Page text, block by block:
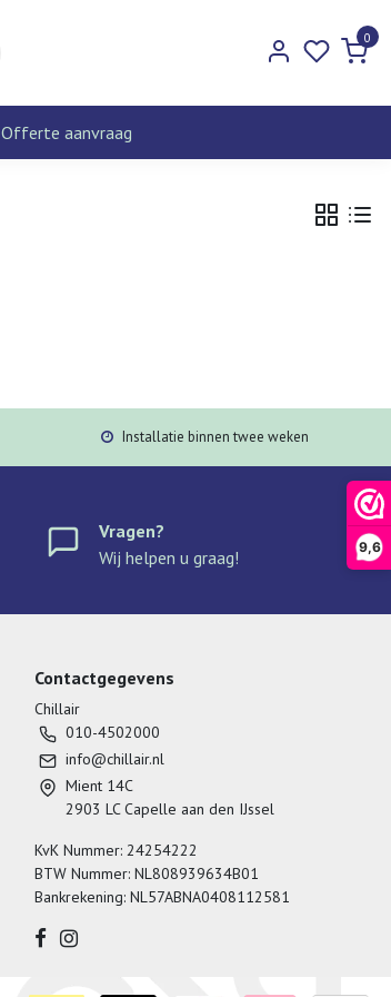
9,6
0
Offerte aanvraag
Installatie binnen twee weken
Vragen?
Wij helpen u graag!
Contactgegevens
Chillair
010-4502000
info@chillair.nl
Mient 14C
2903 LC Capelle aan den IJssel
KvK Nummer: 24254222
BTW Nummer: NL808939634B01
Bankrekening: NL57ABNA0408112581